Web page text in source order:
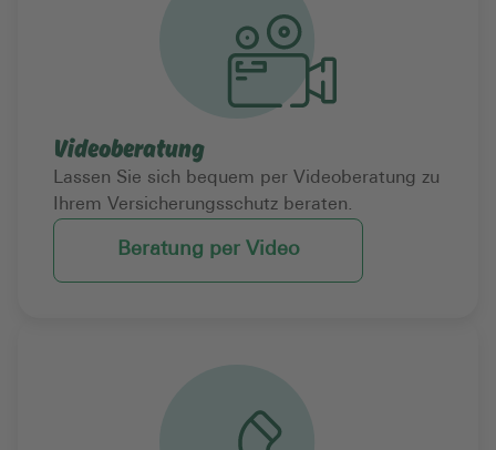
Videoberatung
Lassen Sie sich bequem per Videoberatung zu
Ihrem Versicherungsschutz beraten.
Beratung per Video